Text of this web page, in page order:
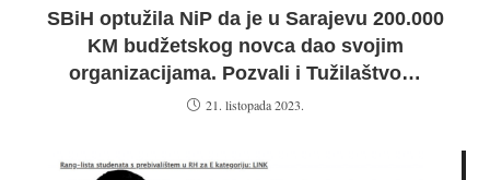
SBiH optužila NiP da je u Sarajevu 200.000
KM budžetskog novca dao svojim
organizacijama. Pozvali i Tužilaštvo…
21. listopada 2023.